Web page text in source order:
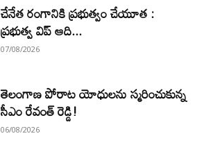
చేనేత రంగానికి ప్రభుత్వం చేయూత :
ప్రభుత్వ విప్ ఆది...
07/08/2026
తెలంగాణ పోరాట యోధులను స్మరించుకున్న
సీఎం రేవంత్ రెడ్డి!
06/08/2026